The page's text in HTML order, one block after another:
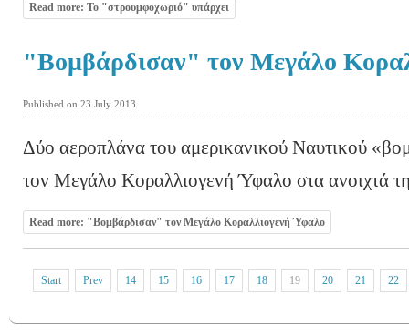
Read more: To "στρουμφοχωριό" υπάρχει
"Βομβάρδισαν" τον Μεγάλο
Published on 23 July 2013
Δύο αεροπλάνα του αμερικανικού Ναυτικού
τον Μεγάλο Κοραλλιογενή Ύφαλο στα ανοιχτά
Read more: "Βομβάρδισαν" τον Μεγάλο Κοραλλιογενή Ύφαλο
Start Prev 14 15 16 17 18 19 20 21 22